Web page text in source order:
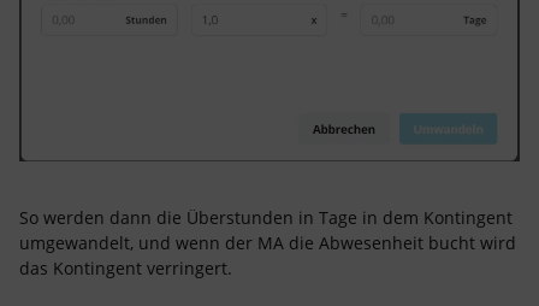
So werden dann die Überstunden in Tage in dem Kontingent
umgewandelt, und wenn der MA die Abwesenheit bucht wird
das Kontingent verringert.